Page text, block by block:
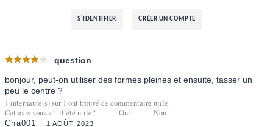
S'IDENTIFIER CRÉER UN COMPTE
question
bonjour, peut-on utiliser des formes pleines et ensuite, tasser un
peu le centre ?
1 internaute(s) sur 1 ont trouvé ce commentaire utile.
Cet avis vous a-t-il été utile?
Oui Non
Cha001 1 AOÛT 2023